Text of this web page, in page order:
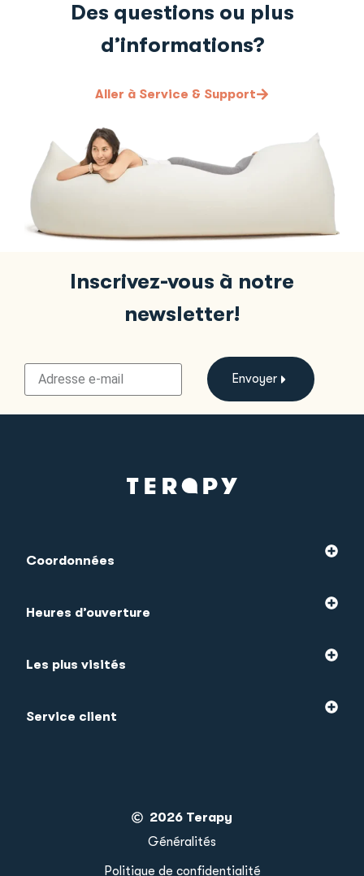
Des questions ou plus
d’informations?
Aller à Service & Support
Inscrivez-vous à notre
newsletter!
Envoyer
Coordonnées
Heures d’ouverture
Les plus visités
Service client
2026 Terapy
Généralités
Politique de confidentialité